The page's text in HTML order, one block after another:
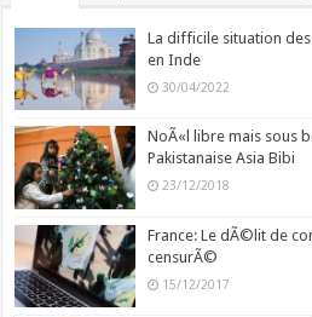
La difficile situation
en Inde
30/04/2022
NoÃ«l libre mais sous
Pakistanaise Asia Bibi
23/12/2018
France: Le dÃ©lit de
censurÃ©
15/12/2017